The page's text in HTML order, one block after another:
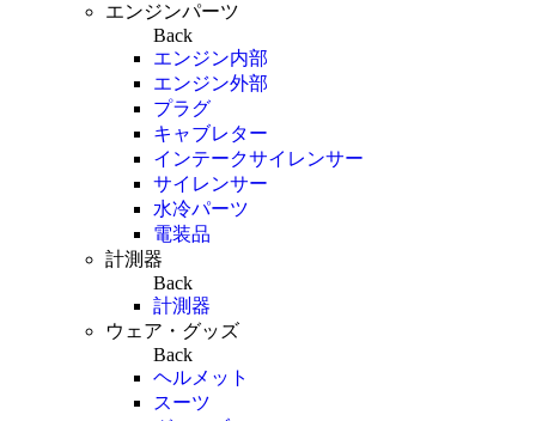
エンジンパーツ
Back
エンジン内部
エンジン外部
プラグ
キャブレター
インテークサイレンサー
サイレンサー
水冷パーツ
電装品
計測器
Back
計測器
ウェア・グッズ
Back
ヘルメット
スーツ